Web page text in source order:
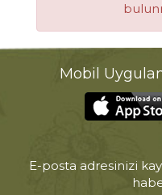
Mobil
E-posta adresinizi